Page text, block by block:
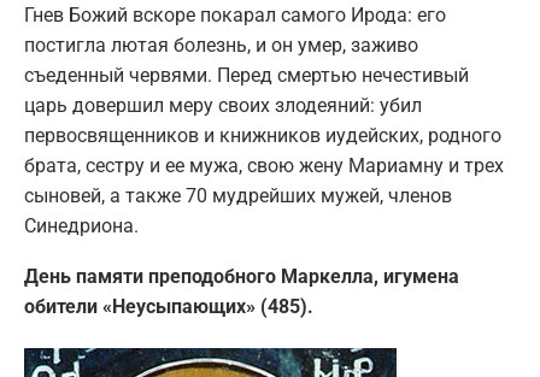
Гнев Божий вскоре покарал самого Ирода: его
постигла лютая болезнь, и он умер, заживо
съеденный червями. Перед смертью нечестивый
царь довершил меру своих злодеяний: убил
первосвященников и книжников иудейских, родного
брата, сестру и ее мужа, свою жену Мариамну и трех
сыновей, а также 70 мудрейших мужей, членов
Синедриона.
День памяти преподобного Маркелла, игумена
обители «Неусыпающих» (485).